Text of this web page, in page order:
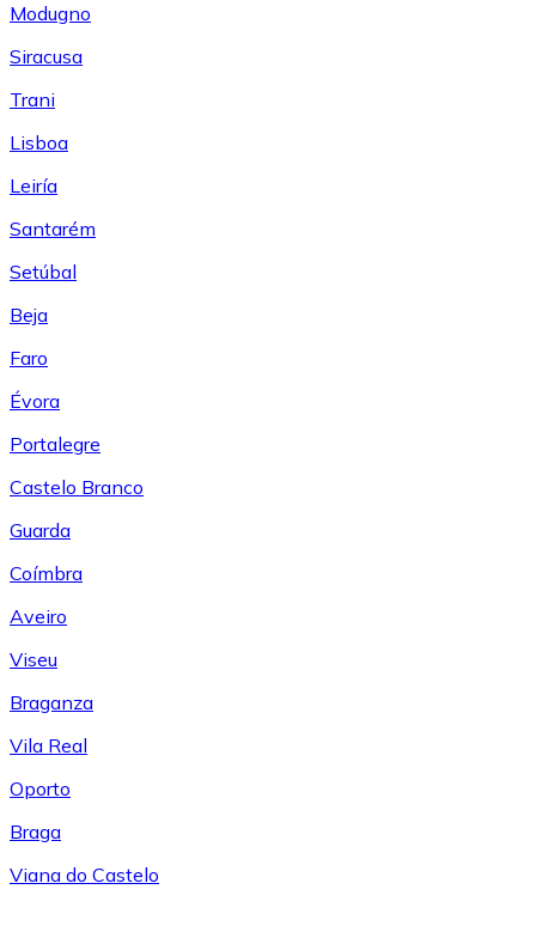
Modugno
Siracusa
Trani
Lisboa
Leiría
Santarém
Setúbal
Beja
Faro
Évora
Portalegre
Castelo Branco
Guarda
Coímbra
Aveiro
Viseu
Braganza
Vila Real
Oporto
Braga
Viana do Castelo